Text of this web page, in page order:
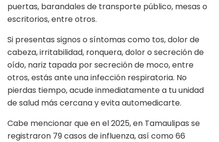
puertas, barandales de transporte público, mesas o
escritorios, entre otros.
Si presentas signos o síntomas como tos, dolor de
cabeza, irritabilidad, ronquera, dolor o secreción de
oído, nariz tapada por secreción de moco, entre
otros, estás ante una infección respiratoria. No
pierdas tiempo, acude inmediatamente a tu unidad
de salud más cercana y evita automedicarte.
Cabe mencionar que en el 2025, en Tamaulipas se
registraron 79 casos de influenza, así como 66